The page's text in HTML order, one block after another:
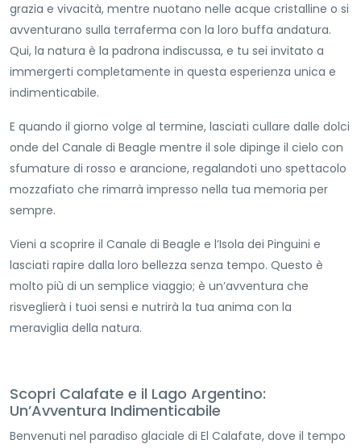
grazia e vivacità, mentre nuotano nelle acque cristalline o si
avventurano sulla terraferma con la loro buffa andatura.
Qui, la natura è la padrona indiscussa, e tu sei invitato a
immergerti completamente in questa esperienza unica e
indimenticabile.
E quando il giorno volge al termine, lasciati cullare dalle dolci
onde del Canale di Beagle mentre il sole dipinge il cielo con
sfumature di rosso e arancione, regalandoti uno spettacolo
mozzafiato che rimarrà impresso nella tua memoria per
sempre.
Vieni a scoprire il Canale di Beagle e l’Isola dei Pinguini e
lasciati rapire dalla loro bellezza senza tempo. Questo è
molto più di un semplice viaggio; è un’avventura che
risveglierà i tuoi sensi e nutrirà la tua anima con la
meraviglia della natura.
Scopri Calafate e il Lago Argentino:
Un’Avventura Indimenticabile
Benvenuti nel paradiso glaciale di El Calafate, dove il tempo